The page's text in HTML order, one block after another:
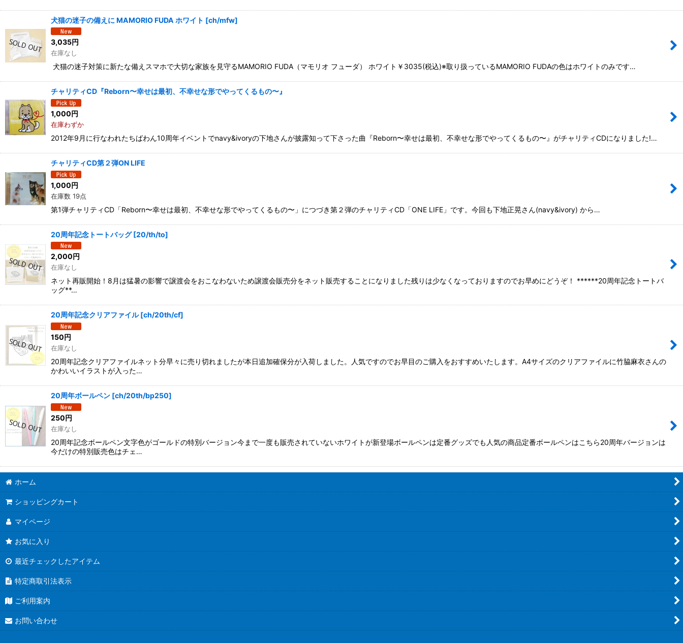
犬猫の迷子の備えに MAMORIO FUDA ホワイト [ch/mfw]
3,035円
在庫なし
犬猫の迷子対策に新たな備えスマホで大切な家族を見守るMAMORIO FUDA（マモリオ フューダ） ホワイト￥3035(税込)※取り扱っているMAMORIO FUDAの色はホワイトのみです…
チャリティCD『Reborn〜幸せは最初、不幸せな形でやってくるもの〜』
1,000円
在庫わずか
2012年9月に行なわれたちばわん10周年イベントでnavy&ivoryの下地さんが披露知って下さった曲『Reborn〜幸せは最初、不幸せな形でやってくるもの〜』がチャリティCDになりました!…
チャリティCD第２弾ON LIFE
1,000円
在庫数 19点
第1弾チャリティCD「Reborn〜幸せは最初、不幸せな形でやってくるもの〜」につづき第２弾のチャリティCD「ONE LIFE」です。今回も下地正晃さん(navy&ivory) から…
20周年記念トートバッグ [20/th/to]
2,000円
在庫なし
ネット再販開始！8月は猛暑の影響で譲渡会をおこなわないため譲渡会販売分をネット販売することになりました残りは少なくなっておりますのでお早めにどうぞ！ ******20周年記念トートバ
ッグ**…
20周年記念クリアファイル [ch/20th/cf]
150円
在庫なし
20周年記念クリアファイルネット分早々に売り切れましたが本日追加確保分が入荷しました。人気ですのでお早目のご購入をおすすめいたします。A4サイズのクリアファイルに竹脇麻衣さんの
かわいいイラストが入った…
20周年ボールペン [ch/20th/bp250]
250円
在庫なし
20周年記念ボールペン文字色がゴールドの特別バージョン今まで一度も販売されていないホワイトが新登場ボールペンは定番グッズでも人気の商品定番ボールペンはこちら20周年バージョンは
今だけの特別販売色はチェ…
ホーム
ショッピングカート
マイページ
お気に入り
最近チェックしたアイテム
特定商取引法表示
ご利用案内
お問い合わせ